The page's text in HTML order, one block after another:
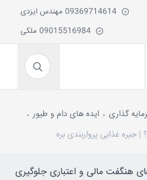
گذاری
ایده های دام و طیور
| جیره غذایی پرواربندی بره
هنگفت مالی و اعتباری جلوگیری